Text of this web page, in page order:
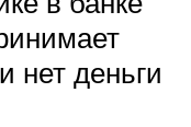
нет деньги